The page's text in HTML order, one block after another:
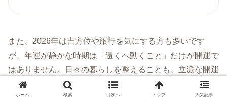
また、2026年は吉方位や旅行を気にする方も多いです
が、年運が静かな時期は「遠くへ動くこと」だけが開運で
はありません。日々の暮らしを整えることも、立派な開運
行動です。方位を詳しく見たい方は、
六白金星の吉方位の
解説ページ
も参考にしてください。
ホーム 検索 目次へ トップ 人気記事